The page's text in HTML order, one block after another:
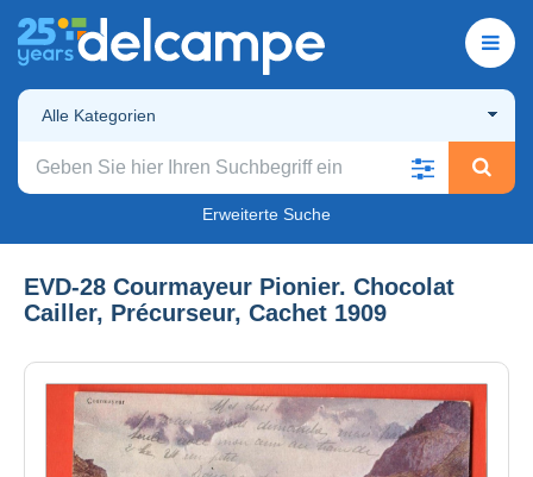
Alle Kategorien
Erweiterte Suche
EVD-28 Courmayeur Pionier. Chocolat
Cailler, Précurseur, Cachet 1909